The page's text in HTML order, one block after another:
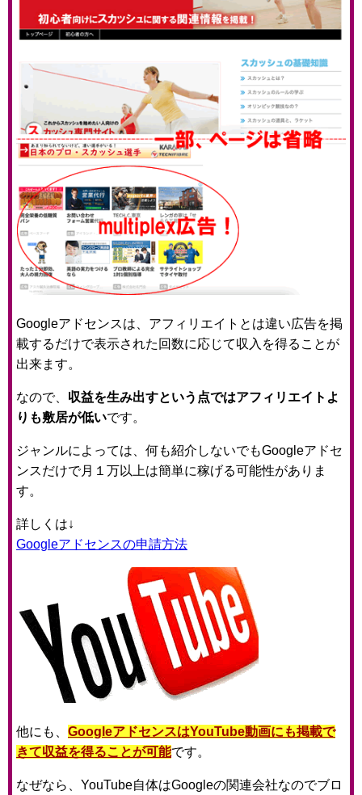
Googleアドセンスは、アフィリエイトとは違い広告を掲
載するだけで表示された回数に応じて収入を得ることが
出来ます。
なので、 収益を生み出すという点ではアフィリエイトよ
りも敷居が低いです。
ジャンルによっては、何も紹介しないでもGoogleアドセ
ンスだけで月１万以上は簡単に稼げる可能性がありま
す。
詳しくは↓
Googleアドセンスの申請方法
他にも、 GoogleアドセンスはYouTube動画にも掲載で
きて収益を得ることが可能です。
なぜなら、YouTube自体はGoogleの関連会社なのでブロ